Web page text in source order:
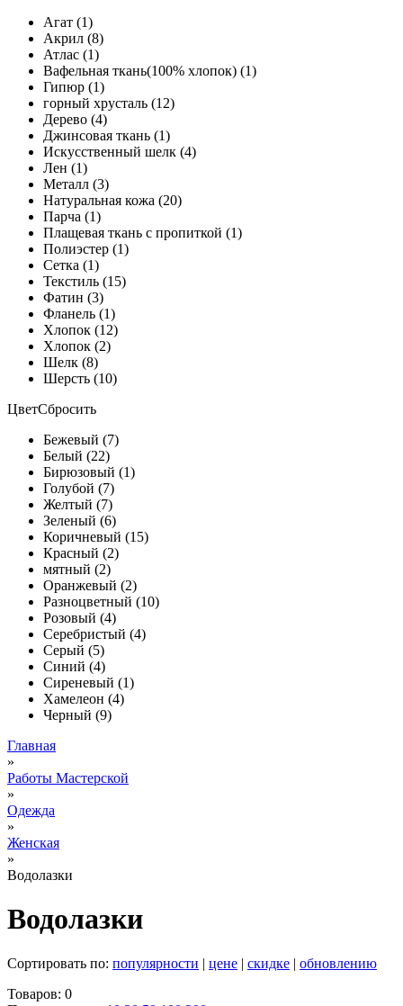
Агат (1)
Акрил (8)
Атлас (1)
Вафельная ткань(100% хлопок) (1)
Гипюр (1)
горный хрусталь (12)
Дерево (4)
Джинсовая ткань (1)
Искусственный шелк (4)
Лен (1)
Металл (3)
Натуральная кожа (20)
Парча (1)
Плащевая ткань с пропиткой (1)
Полиэстер (1)
Сетка (1)
Текстиль (15)
Фатин (3)
Фланель (1)
Хлопок (12)
Хлопок (2)
Шелк (8)
Шерсть (10)
ЦветСбросить
Бежевый (7)
Белый (22)
Бирюзовый (1)
Голубой (7)
Желтый (7)
Зеленый (6)
Коричневый (15)
Красный (2)
мятный (2)
Оранжевый (2)
Разноцветный (10)
Розовый (4)
Серебристый (4)
Серый (5)
Синий (4)
Сиреневый (1)
Хамелеон (4)
Черный (9)
Главная
»
Работы Мастерской
»
Одежда
»
Женская
»
Водолазки
Водолазки
Сортировать по: популярности | цене | скидке | обновлению
Товаров: 0